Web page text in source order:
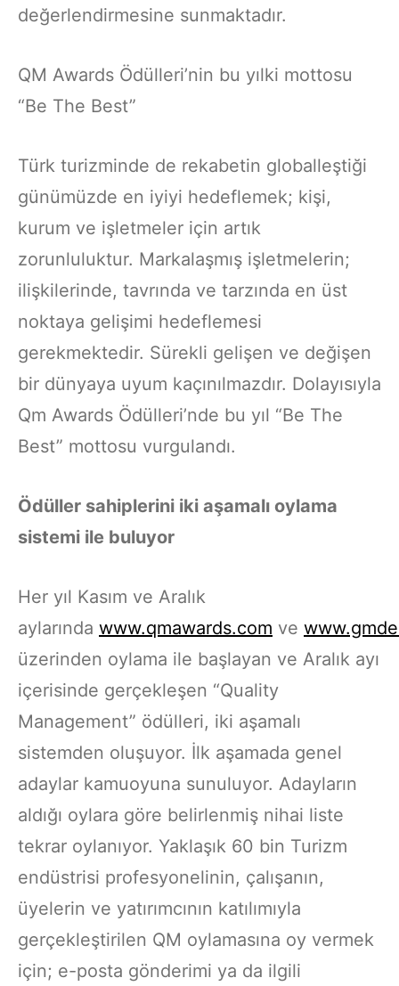
değerlendirmesine sunmaktadır.
QM Awards Ödülleri’nin bu yılki mottosu
“Be The Best”
Türk turizminde de rekabetin globalleştiği
günümüzde en iyiyi hedeflemek; kişi,
kurum ve işletmeler için artık
zorunluluktur. Markalaşmış işletmelerin;
ilişkilerinde, tavrında ve tarzında en üst
noktaya gelişimi hedeflemesi
gerekmektedir. Sürekli gelişen ve değişen
bir dünyaya uyum kaçınılmazdır. Dolayısıyla
Qm Awards Ödülleri’nde bu yıl “Be The
Best” mottosu vurgulandı.
Ödüller sahiplerini iki aşamalı oylama
sistemi ile buluyor
Her yıl Kasım ve Aralık
aylarında www.qmawards.com ve
üzerinden oylama ile başlayan ve Aralık ayı
içerisinde gerçekleşen “Quality
Management” ödülleri, iki aşamalı
sistemden oluşuyor. İlk aşamada genel
adaylar kamuoyuna sunuluyor. Adayların
aldığı oylara göre belirlenmiş nihai liste
tekrar oylanıyor. Yaklaşık 60 bin Turizm
endüstrisi profesyonelinin, çalışanın,
üyelerin ve yatırımcının katılımıyla
gerçekleştirilen QM oylamasına oy vermek
için; e-posta gönderimi ya da ilgili